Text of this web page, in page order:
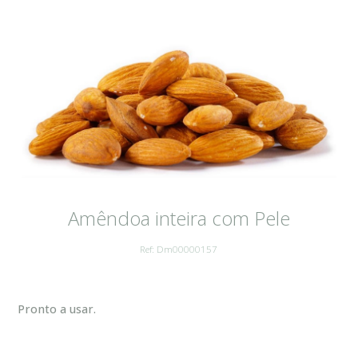
Amêndoa inteira com Pele
Ref: Dm00000157
Pronto a usar.